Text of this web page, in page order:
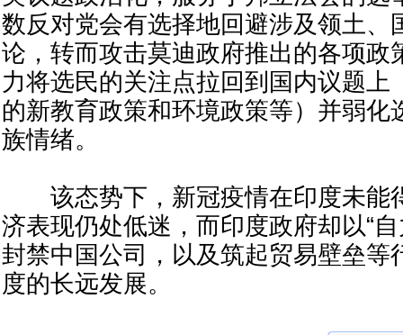
数反对党会有选择地回避涉及领土、
论，转而攻击莫迪政府推出的各项政
力将选民的关注点拉回到国内议题上
的新教育政策和环境政策等）并弱化
族情绪。
该态势下，新冠疫情在印度未能
济表现仍处低迷，而印度政府却以“
封禁中国公司，以及筑起贸易壁垒等
度的长远发展。